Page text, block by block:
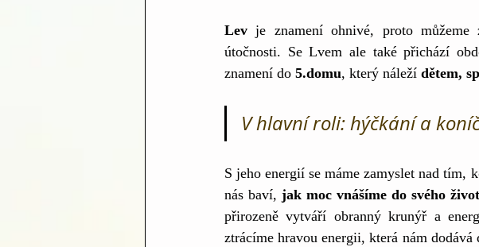
Lev je znamení ohnivé, proto můžeme
útočnosti. Se Lvem ale také přichází
znamení do 5.domu, který náleží dětem,
V hlavní roli: hýčkání a
S jeho energií se máme zamyslet nad tím,
nás baví, jak moc vnášíme do svého
přirozeně vytváří obranný krunýř a
ztrácíme hravou energii, která nám